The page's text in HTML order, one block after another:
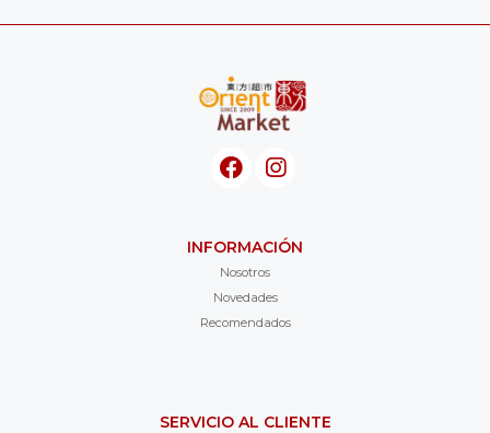
INFORMACIÓN
Nosotros
Novedades
Recomendados
SERVICIO AL CLIENTE